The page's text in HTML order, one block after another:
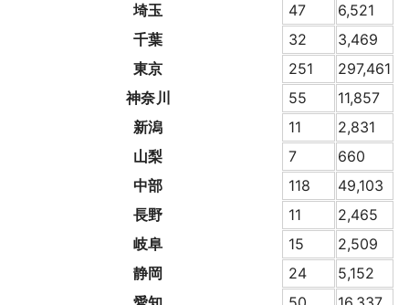
埼玉
47
6,521
千葉
32
3,469
東京
251
297,461
神奈川
55
11,857
新潟
11
2,831
山梨
7
660
中部
118
49,103
長野
11
2,465
岐阜
15
2,509
静岡
24
5,152